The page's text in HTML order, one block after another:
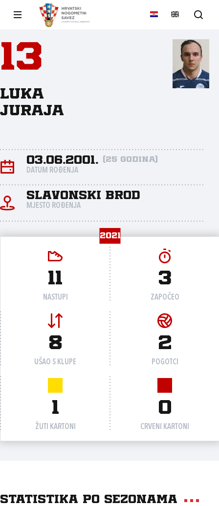
13
Luka
Juraja
03.06.2001. (25 godina)
DATUM ROĐENJA
Slavonski Brod
MJESTO ROĐENJA
2021
11
NASTUPI
3
ZAPOČEO
8
UŠAO S KLUPE
2
POGOTCI
1
ŽUTI KARTONI
0
CRVENI KARTONI
Statistika po sezonama